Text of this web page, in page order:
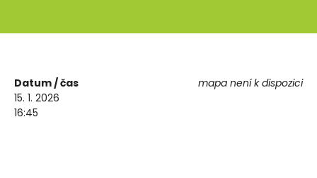
mapa není k dispozici
Datum / čas
15. 1. 2026
16:45